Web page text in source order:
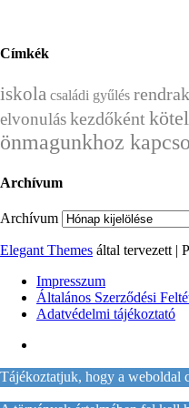
Címkék
iskola családi gyűlés
elvonuláskezdőként
önmagunkhoz
Archívum
Archívum
Elegant Themes által tervezett |
Impresszum
Általános Szerződési
Adatvédelmi tájékoztató
Tájékoztatjuk, hogy a weboldal